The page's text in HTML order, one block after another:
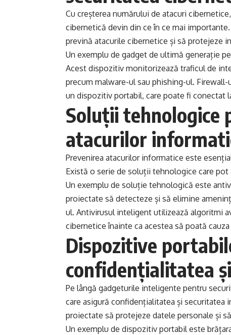
Cu creșterea numărului de atacuri
cibernetică devin din ce în ce mai
prevină atacurile cibernetice și să protejeze
Un exemplu de gadget de ultimă generație
Acest dispozitiv monitorizează traficul de
precum malware-ul sau phishing-ul.
un dispozitiv portabil, care poate fi conectat
Soluții tehnologice
atacurilor
Prevenirea atacurilor informatice este
Există o serie de soluții tehnologice care pot
Un exemplu de soluție tehnologică este
proiectate să detecteze și să elimine
ul. Antivirusul inteligent utilizează algoritmi
cibernetice înainte ca acestea să poată cauza
Dispozitive
confidențialitatea
Pe lângă gadgeturile inteligente pentru
care asigură confidențialitatea și
proiectate să protejeze datele personale și
Un exemplu de dispozitiv portabil este